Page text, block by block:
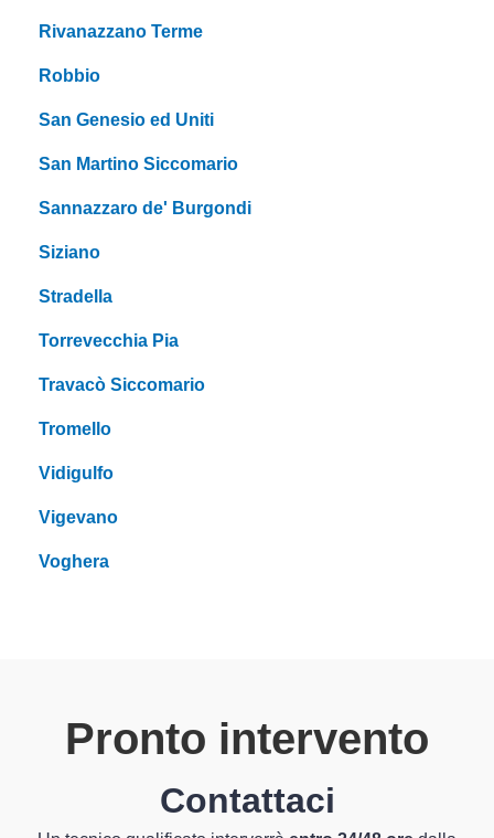
Rivanazzano Terme
Robbio
San Genesio ed Uniti
San Martino Siccomario
Sannazzaro de' Burgondi
Siziano
Stradella
Torrevecchia Pia
Travacò Siccomario
Tromello
Vidigulfo
Vigevano
Voghera
Pronto intervento
Contattaci